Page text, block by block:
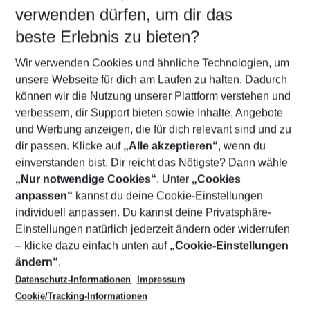
Wähle deinen Reisezeitraum
5-8 Nächte
2 Erwachsene Keine Kinder
Mehr Filter anzeigen
Footer
Footer navigation
Über uns
AGB
Bestpreisgarantie
Cookie-Einstellungen ändern
Cookie-Richtlinie
Agenturbetreuung
Barrierefreies Reisen
Folge uns
verwenden dürfen, um dir das
beste Erlebnis zu bieten?
Wir verwenden Cookies und ähnliche Technologien, um
unsere Webseite für dich am Laufen zu halten. Dadurch
können wir die Nutzung unserer Plattform verstehen und
verbessern, dir Support bieten sowie Inhalte, Angebote
und Werbung anzeigen, die für dich relevant sind und zu
dir passen. Klicke auf „Alle akzeptieren“, wenn du
einverstanden bist. Dir reicht das Nötigste? Dann wähle
„Nur notwendige Cookies“. Unter „Cookies
anpassen“ kannst du deine Cookie-Einstellungen
individuell anpassen. Du kannst deine Privatsphäre-
Einstellungen natürlich jederzeit ändern oder widerrufen
– klicke dazu einfach unten auf „Cookie-Einstellungen
ändern“.
Datenschutz-Informationen
Impressum
Cookie/Tracking-Informationen